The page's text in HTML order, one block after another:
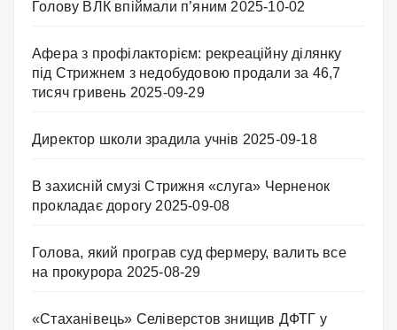
Голову ВЛК впіймали п’яним 2025-10-02
Афера з профілакторієм: рекреаційну ділянку
під Стрижнем з недобудовою продали за 46,7
тисяч гривень 2025-09-29
Директор школи зрадила учнів 2025-09-18
В захисній смузі Стрижня «слуга» Черненок
прокладає дорогу 2025-09-08
Голова, який програв суд фермеру, валить все
на прокурора 2025-08-29
«Стаханівець» Селіверстов знищив ДФТГ у